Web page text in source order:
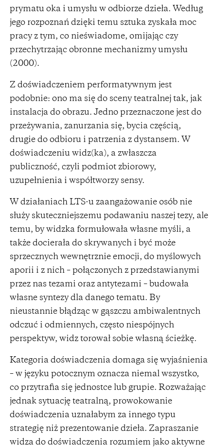
prymatu oka i umysłu w odbiorze dzieła. Według
jego rozpoznań dzięki temu sztuka zyskała moc
pracy z tym, co nieświadome, omijając czy
przechytrzając obronne mechanizmy umysłu
(2000).
Z doświadczeniem performatywnym jest
podobnie: ono ma się do sceny teatralnej tak, jak
instalacja do obrazu. Jedno przeznaczone jest do
przeżywania, zanurzania się, bycia częścią,
drugie do odbioru i patrzenia z dystansem. W
doświadczeniu widz(ka), a zwłaszcza
publiczność, czyli podmiot zbiorowy,
uzupełnienia i współtworzy sensy.
W działaniach LTS-u zaangażowanie osób nie
służy skuteczniejszemu podawaniu naszej tezy, ale
temu, by widzka formułowała własne myśli, a
także docierała do skrywanych i być może
sprzecznych wewnętrznie emocji, do myślowych
aporii i z nich – połączonych z przedstawianymi
przez nas tezami oraz antytezami – budowała
własne syntezy dla danego tematu. By
nieustannie błądząc w gąszczu ambiwalentnych
odczuć i odmiennych, często niespójnych
perspektyw, widz torował sobie własną ścieżkę.
Kategoria doświadczenia domaga się wyjaśnienia
– w języku potocznym oznacza niemal wszystko,
co przytrafia się jednostce lub grupie. Rozważając
jednak sytuację teatralną, prowokowanie
doświadczenia uznałabym za innego typu
strategię niż prezentowanie dzieła. Zapraszanie
widza do doświadczenia rozumiem jako aktywne